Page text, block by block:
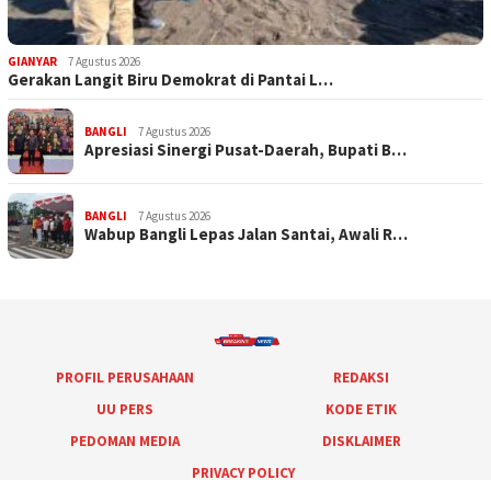
GIANYAR 7 Agustus 2026
Gerakan Langit Biru Demokrat di Pantai L…
BANGLI 7 Agustus 2026
Apresiasi Sinergi Pusat-Daerah, Bupati B…
BANGLI 7 Agustus 2026
Wabup Bangli Lepas Jalan Santai, Awali R…
PROFIL PERUSAHAAN
REDAKSI
UU PERS
KODE ETIK
PEDOMAN MEDIA
DISKLAIMER
PRIVACY POLICY